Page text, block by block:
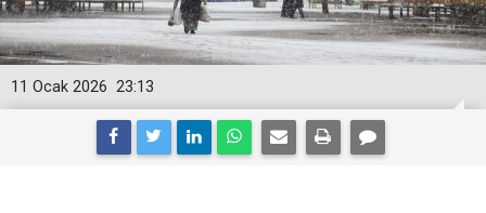
23:13
11 Ocak 2026